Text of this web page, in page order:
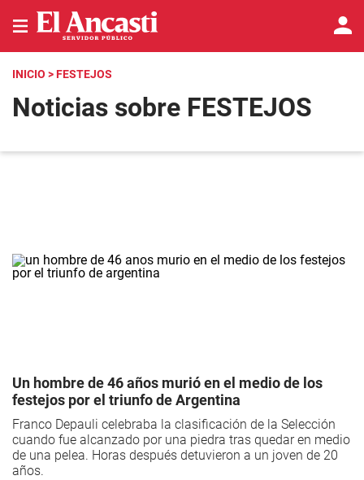
INICIO > FESTEJOS
Noticias sobre FESTEJOS
Un hombre de 46 años murió en el medio de los
festejos por el triunfo de Argentina
Franco Depauli celebraba la clasificación de la Selección
cuando fue alcanzado por una piedra tras quedar en medio
de una pelea. Horas después detuvieron a un joven de 20
años.